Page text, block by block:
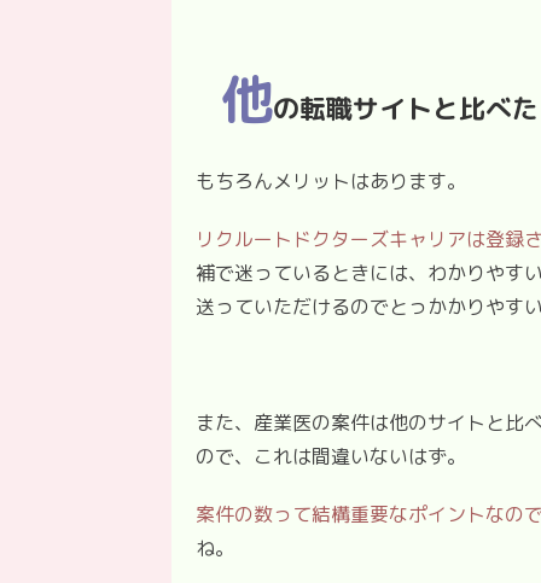
他の転職サイトと比べ
もちろんメリットはあります。
リクルートドクターズキャリアは登録
補で迷っているときには、わかりやす
送っていただけるのでとっかかりやす
また、産業医の案件は他のサイトと比
ので、これは間違いないはず。
案件の数って結構重要なポイントなの
ね。